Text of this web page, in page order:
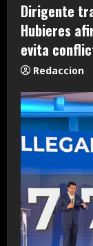
Dirigente
Hubieres
evita
Redaccion